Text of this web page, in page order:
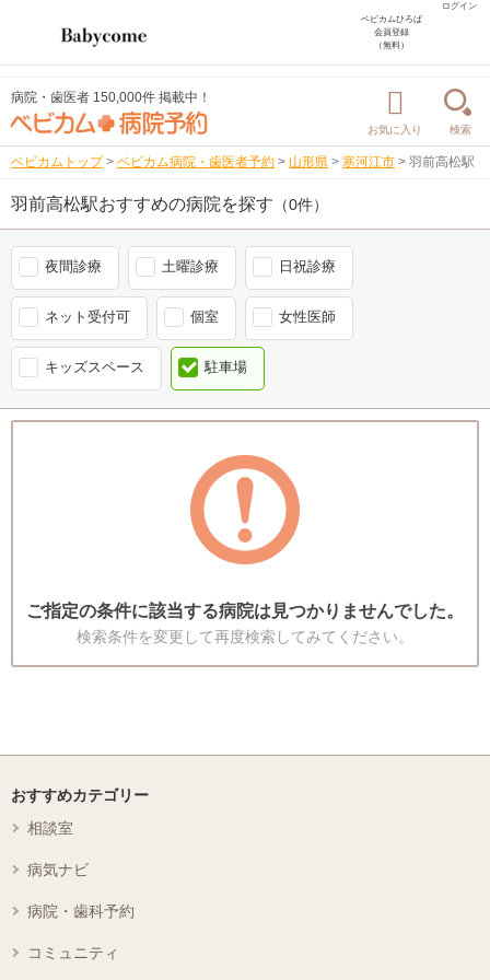
ログイン
ベビカムひろば
会員登録
（無料）
病院・歯医者 150,000件 掲載中！
お気に入り 検索
ベビカムトップ > ベビカム病院・歯医者予約 > 山形県 > 寒河江市 > 羽前高松駅
羽前高松駅おすすめの病院を探す （0件）
夜間診療 土曜診療 日祝診療
ネット受付可 個室 女性医師
キッズスペース 駐車場
ご指定の条件に該当する病院は見つかりませんでした。
検索条件を変更して再度検索してみてください。
おすすめカテゴリー
相談室
病気ナビ
病院・歯科予約
コミュニティ